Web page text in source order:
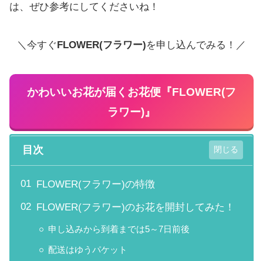
は、ぜひ参考にしてくださいね！
＼今すぐFLOWER(フラワー)を申し込んでみる！／
かわいいお花が届くお花便『FLOWER(フ
ラワー)』
目次
FLOWER(フラワー)の特徴
FLOWER(フラワー)のお花を開封してみた！
申し込みから到着までは5～7日前後
配送はゆうパケット